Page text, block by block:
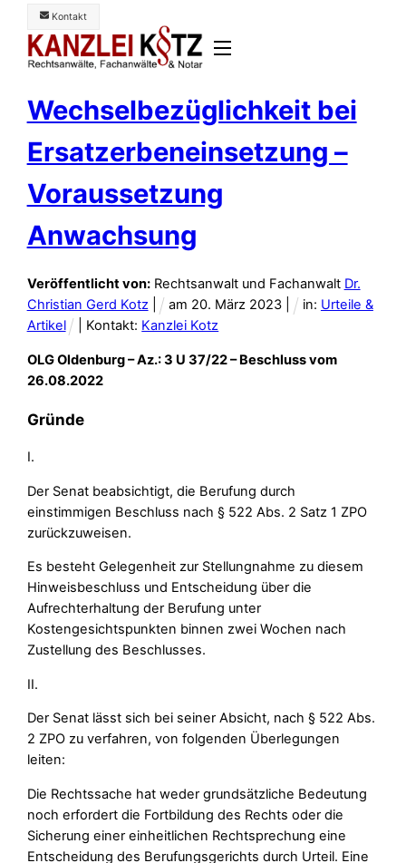
content
Kontakt
Menü
Wechselbezüglichkeit bei
Ersatzerbeneinsetzung –
Voraussetzung
Anwachsung
Veröffentlicht von:Rechtsanwalt und Fachanwalt Dr.
Christian Gerd Kotz| am 20. März 2023 in: Urteile &
Artikel
| Kontakt: Kanzlei Kotz
OLG Oldenburg – Az.: 3 U 37/22 – Beschluss vom
26.08.2022
Gründe
I.
Der Senat beabsichtigt, die Berufung durch
einstimmigen Beschluss nach § 522 Abs. 2 Satz 1 ZPO
zurückzuweisen.
Es besteht Gelegenheit zur Stellungnahme zu diesem
Hinweisbeschluss und Entscheidung über die
Aufrechterhaltung der Berufung unter
Kostengesichtspunkten binnen zwei Wochen nach
Zustellung des Beschlusses.
II.
Der Senat lässt sich bei seiner Absicht, nach § 522 Abs.
2 ZPO zu verfahren, von folgenden Überlegungen
leiten:
Die Rechtssache hat weder grundsätzliche Bedeutung
noch erfordert die Fortbildung des Rechts oder die
Sicherung einer einheitlichen Rechtsprechung eine
Entscheidung des Berufungsgerichts durch Urteil. Eine